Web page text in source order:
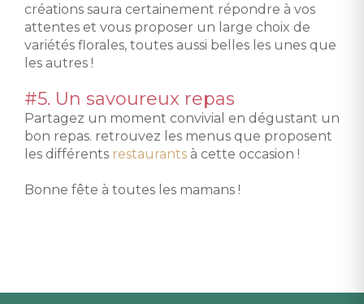
créations saura certainement répondre à vos
attentes et vous proposer un large choix de
variétés florales, toutes aussi belles les unes que
les autres !
#5. Un savoureux repas
Partagez un moment convivial en dégustant un
bon repas. retrouvez les menus que proposent
les différents restaurants à cette occasion !
Bonne fête à toutes les mamans !